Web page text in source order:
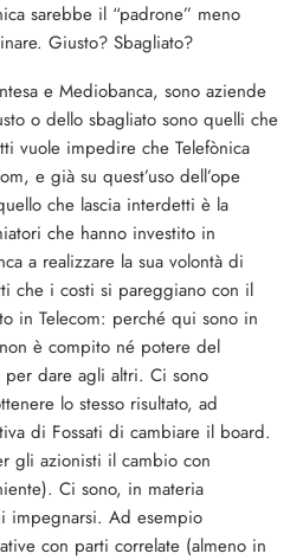
sarebbe il “padrone” meno
Giusto? Sbagliato?
e Mediobanca, sono aziende
o dello sbagliato sono quelli che
vuole impedire che Telefònica
e già su quest’uso dell’ope
che lascia interdetti è la
che hanno investito in
a realizzare la sua volontà di
che i costi si pareggiano con il
in Telecom: perché qui sono in
è compito né potere del
dare agli altri. Ci sono
lo stesso risultato, ad
di Fossati di cambiare il board.
gli azionisti il cambio con
Ci sono, in materia
impegnarsi. Ad esempio
con parti correlate (almeno in